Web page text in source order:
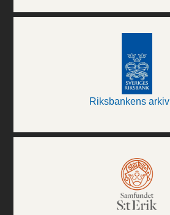
Riksbankens arkiv